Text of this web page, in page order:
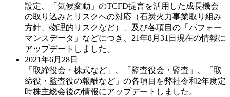
設定、「気候変動」のTCFD提言を活用した成長機会
の取り込みとリスクへの対応（石炭火力事業取り組み
方針、物理的リスクなど）、及び各項目の「パフォー
マンスデータ」などにつき、21年8月31日現在の情報に
アップデートしました。
2021年6月28日
「取締役会・株式など」、「監査役会・監査」、「取
締役・監査役の報酬など」の各項目を弊社令和2年度定
時株主総会後の情報にアップデートしました。